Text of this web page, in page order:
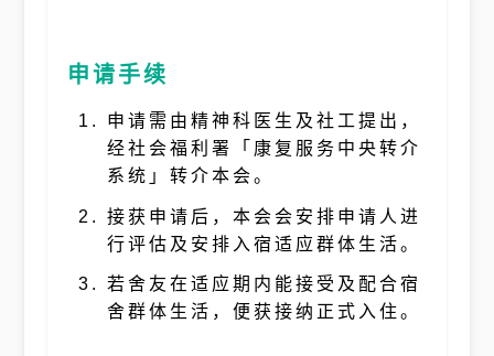
申请手续
申请需由精神科医生及社工提出，
经社会福利署「康复服务中央转介
系统」转介本会。
接获申请后，本会会安排申请人进
行评估及安排入宿适应群体生活。
若舍友在适应期内能接受及配合宿
舍群体生活，便获接纳正式入住。